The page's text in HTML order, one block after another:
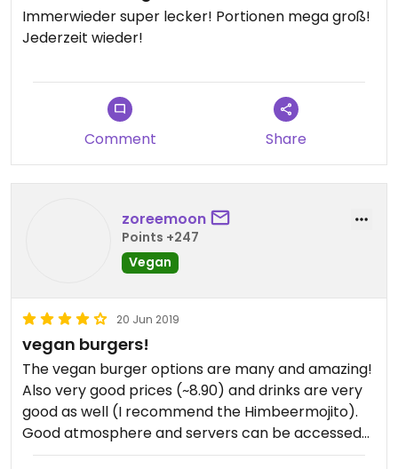
Immerwieder super lecker! Portionen mega groß!
Jederzeit wieder!
Comment Share
zoreemoon
Points +247
Vegan
20 Jun 2019
vegan burgers!
The vegan burger options are many and amazing!
Also very good prices (~8.90) and drinks are very
good as well (I recommend the Himbeermojito).
Good atmosphere and servers can be accessed
with ease.